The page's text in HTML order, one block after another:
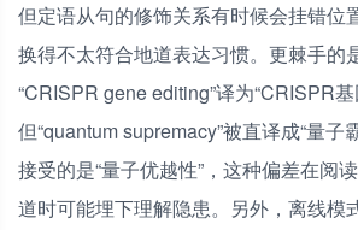
但定语从句的修饰关系有时候会挂错位
换得不太符合地道表达习惯。更棘手的
“CRISPR gene editing”译为“CRISPR基
但“quantum supremacy”被直译成“量子
接受的是“量子优越性”，这种偏差在阅
道时可能埋下理解隐患。另外，离线模